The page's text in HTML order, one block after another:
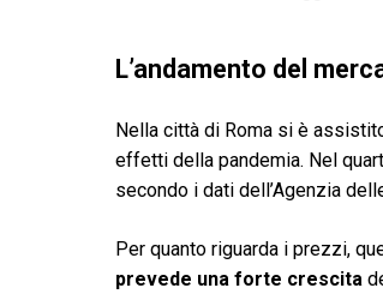
L’andamento del
Nella città di Roma si è
effetti della pandemia. Nel
secondo i dati dell’Agenzia
Per quanto riguarda i prezzi,
prevede una forte crescita